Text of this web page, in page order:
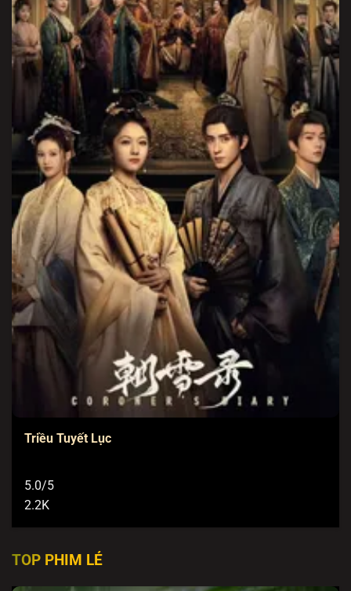
Triều Tuyết Lục
5.0/5
2.2K
TOP PHIM LẺ